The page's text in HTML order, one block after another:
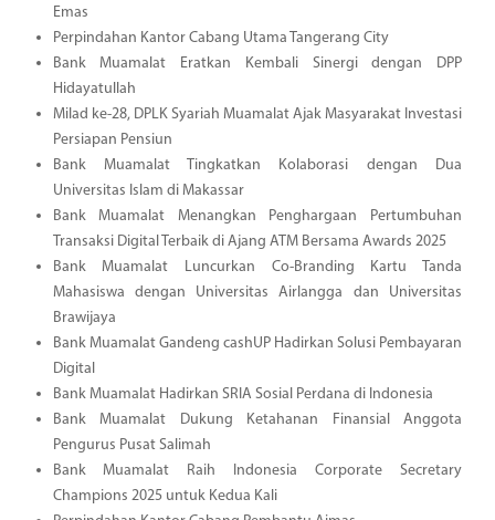
Emas
Perpindahan Kantor Cabang Utama Tangerang City
Bank Muamalat Eratkan Kembali Sinergi dengan DPP
Hidayatullah
Milad ke-28, DPLK Syariah Muamalat Ajak Masyarakat Investasi
Persiapan Pensiun
Bank Muamalat Tingkatkan Kolaborasi dengan Dua
Universitas Islam di Makassar
Bank Muamalat Menangkan Penghargaan Pertumbuhan
Transaksi Digital Terbaik di Ajang ATM Bersama Awards 2025
Bank Muamalat Luncurkan Co-Branding Kartu Tanda
Mahasiswa dengan Universitas Airlangga dan Universitas
Brawijaya
Bank Muamalat Gandeng cashUP Hadirkan Solusi Pembayaran
Digital
Bank Muamalat Hadirkan SRIA Sosial Perdana di Indonesia
Bank Muamalat Dukung Ketahanan Finansial Anggota
Pengurus Pusat Salimah
Bank Muamalat Raih Indonesia Corporate Secretary
Champions 2025 untuk Kedua Kali